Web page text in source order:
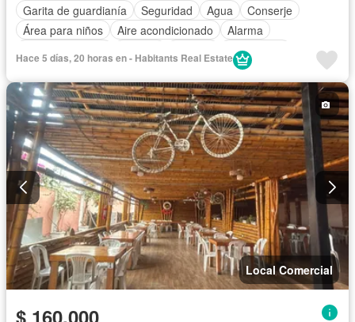
Garita de guardianía
Seguridad Agua
Conserje
Área para niños
Aire acondicionado
Alarma
Electricidad
Gas natural
Acceso para personas con discapacidad
Completamente amoblado
Hace 5 días, 20 horas en - Habitants Real Estate
Local Comercial
$ 160.000